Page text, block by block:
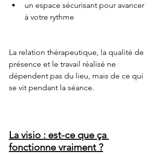
un espace sécurisant pour avancer
à votre rythme
La relation thérapeutique, la qualité de
présence et le travail réalisé ne
dépendent pas du lieu, mais de ce qui
se vit pendant la séance.
La visio : est-ce que ça
fonctionne vraiment ?